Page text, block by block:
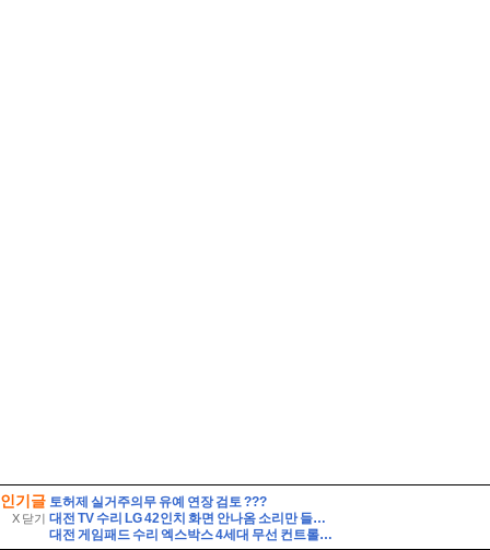
인기글
X 닫기
토허제 실거주의무 유예 연장 검토 ???
대전 TV 수리 LG 42인치 화면 안나옴 소리만 들릴때 해결 방법 42LF5800 백라이트 교체
대전 게임패드 수리 엑스박스 4세대 무선 컨트롤러 스틱 쏠림 현상 완벽 해결